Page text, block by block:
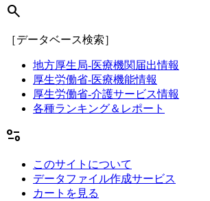
search
［データベース検索］
地方厚生局-医療機関届出情報
厚生労働省-医療機能情報
厚生労働省-介護サービス情報
各種ランキング＆レポート
page_info
このサイトについて
データファイル作成サービス
カートを見る